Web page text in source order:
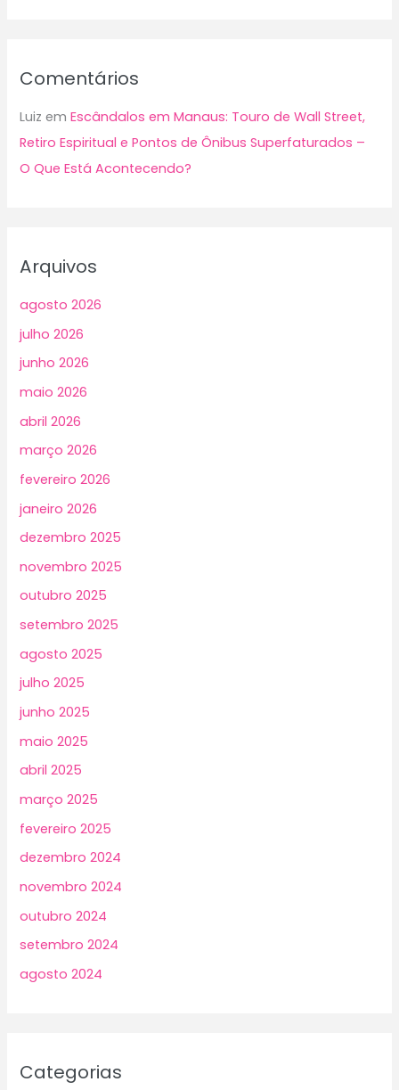
Comentários
Luiz emEscândalos em Manaus: Touro de Wall Street,
Retiro Espiritual e Pontos de Ônibus Superfaturados –
O Que Está Acontecendo?
Arquivos
agosto 2026
julho 2026
junho 2026
maio 2026
abril 2026
março 2026
fevereiro 2026
janeiro 2026
dezembro 2025
novembro 2025
outubro 2025
setembro 2025
agosto 2025
julho 2025
junho 2025
maio 2025
abril 2025
março 2025
fevereiro 2025
dezembro 2024
novembro 2024
outubro 2024
setembro 2024
agosto 2024
Categorias